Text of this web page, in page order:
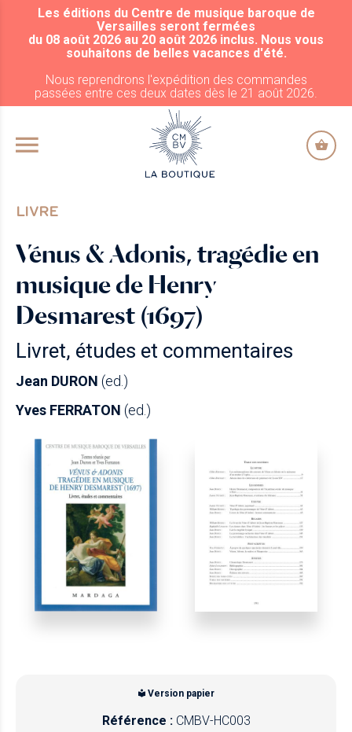
ALLER AU CONTENU PRINCIPAL
Les éditions du Centre de musique baroque de
Versailles seront fermées
du 08 août 2026 au 20 août 2026 inclus. Nous vous
souhaitons de belles vacances d'été.
Nous reprendrons l'expédition des commandes
passées entre ces deux dates dès le 21 août 2026.
LIVRE
Vénus & Adonis, tragédie en
musique de Henry
Desmarest (1697)
Livret, études et commentaires
Jean DURON (ed.)
Yves FERRATON (ed.)
Version papier
Référence : CMBV-HC003